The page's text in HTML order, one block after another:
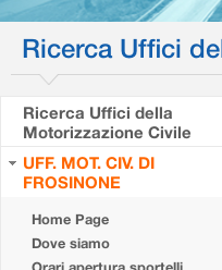
Ricerca Uffici
Ricerca Uffici della
Motorizzazione Civile
UFF. MOT. CIV. DI
FROSINONE
Home Page
Dove siamo